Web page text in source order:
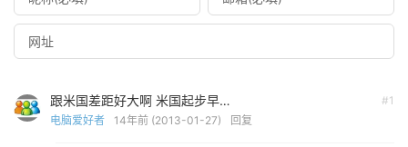
#1
跟米国差距好大啊 米国起步早…
电脑爱好者 14年前 (2013-01-27) 回复